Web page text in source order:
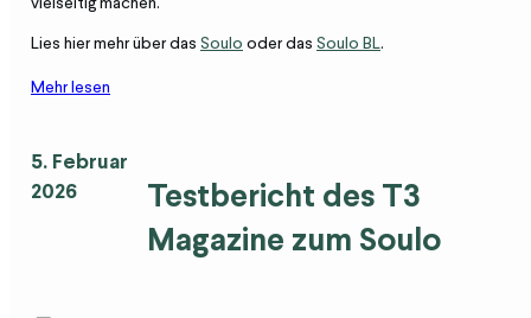
Lies hier mehr über das Soulo oder das Soulo BL.
Mehr lesen
5. Februar
2026
Testbericht des T3
Magazine zum Soulo